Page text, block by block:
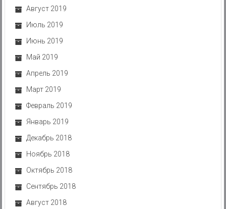
Август 2019
Июль 2019
Июнь 2019
Май 2019
Апрель 2019
Март 2019
Февраль 2019
Январь 2019
Декабрь 2018
Ноябрь 2018
Октябрь 2018
Сентябрь 2018
Август 2018